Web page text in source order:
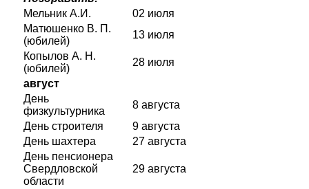
Мельник А.И.
02 июля
Матюшенко В. П.
(юбилей)
13 июля
Копылов А. Н.
(юбилей)
28 июля
август
День
физкультурника
8 августа
День строителя
9 августа
День шахтера
27 августа
День пенсионера
Свердловской
области
29 августа